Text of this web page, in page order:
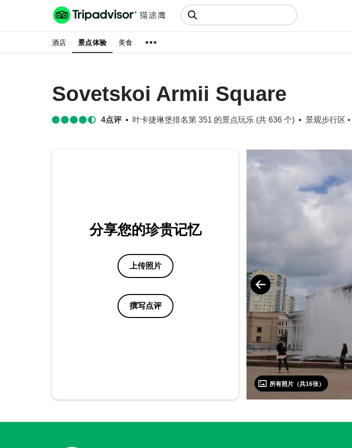
猫途鹰:景点、酒店、美食十亿条
点评
酒店 景点体验 美食
Sovetskoi Armii Square
4点评 叶卡捷琳堡排名第 351 的景点玩乐 (共 636 个) 景观步行区 •
分享您的珍贵记忆
上传照片
撰写点评
所有照片（共16张）